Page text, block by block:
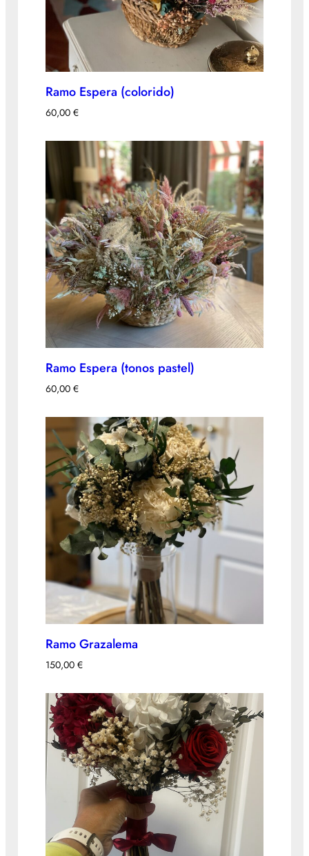
Ramo Espera (colorido)
60,00 €
Ramo Espera (tonos pastel)
60,00 €
Ramo Grazalema
150,00 €